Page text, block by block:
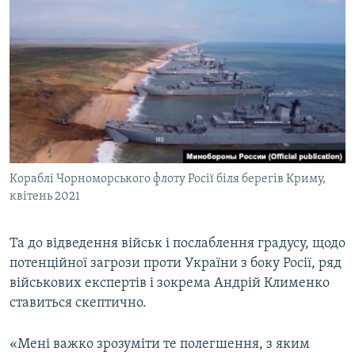
Кораблі Чорноморського флоту Росії біля берегів Криму,
квітень 2021
Та до відведення військ і послаблення градусу, щодо
потенційної загрози проти України з боку Росії, ряд
військових експертів і зокрема Андрій Клименко
ставиться скептично.
«Мені важко зрозуміти те полегшення, з яким